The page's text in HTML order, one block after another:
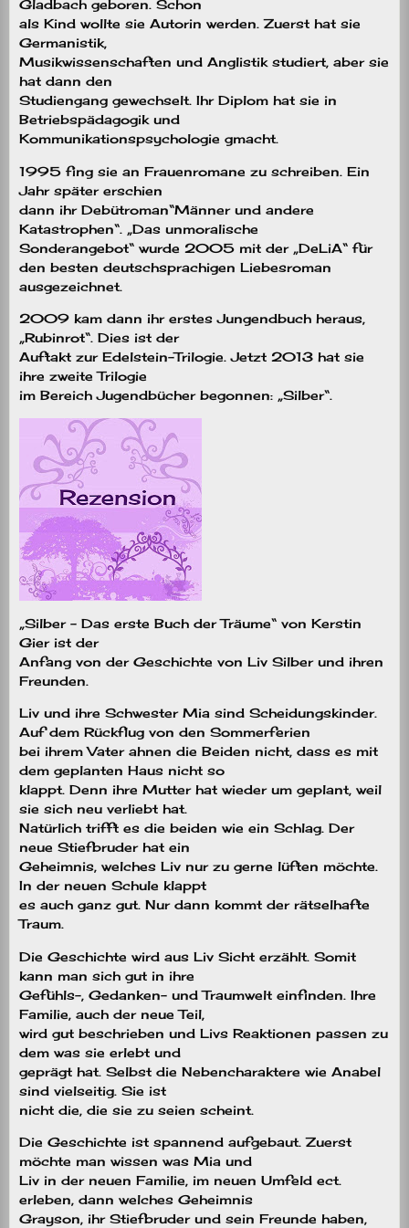
Gladbach geboren. Schon
als Kind wollte sie Autorin werden. Zuerst hat sie
Germanistik,
Musikwissenschaften und Anglistik studiert, aber sie
hat dann den
Studiengang gewechselt. Ihr Diplom hat sie in
Betriebspädagogik und
Kommunikationspsychologie gmacht.
1995 fing sie an Frauenromane zu schreiben. Ein
Jahr später erschien
dann ihr Debütroman“Männer und andere
Katastrophen“. „Das unmoralische
Sonderangebot“ wurde 2005 mit der „DeLiA“ für
den besten deutschsprachigen Liebesroman
ausgezeichnet.
2009 kam dann ihr erstes Jungendbuch heraus,
„Rubinrot“. Dies ist der
Auftakt zur Edelstein-Trilogie. Jetzt 2013 hat sie
ihre zweite Trilogie
im Bereich Jugendbücher begonnen: „Silber“.
„Silber – Das erste Buch der Träume“ von Kerstin
Gier ist der
Anfang von der Geschichte von Liv Silber und ihren
Freunden.
Liv und ihre Schwester Mia sind Scheidungskinder.
Auf dem Rückflug von den Sommerferien
bei ihrem Vater ahnen die Beiden nicht, dass es mit
dem geplanten Haus nicht so
klappt. Denn ihre Mutter hat wieder um geplant, weil
sie sich neu verliebt hat.
Natürlich trifft es die beiden wie ein Schlag. Der
neue Stiefbruder hat ein
Geheimnis, welches Liv nur zu gerne lüften möchte.
In der neuen Schule klappt
es auch ganz gut. Nur dann kommt der rätselhafte
Traum.
Die Geschichte wird aus Liv Sicht erzählt. Somit
kann man sich gut in ihre
Gefühls-, Gedanken- und Traumwelt einfinden. Ihre
Familie, auch der neue Teil,
wird gut beschrieben und Livs Reaktionen passen zu
dem was sie erlebt und
geprägt hat. Selbst die Nebencharaktere wie Anabel
sind vielseitig. Sie ist
nicht die, die sie zu seien scheint.
Die Geschichte ist spannend aufgebaut. Zuerst
möchte man wissen was Mia und
Liv in der neuen Familie, im neuen Umfeld ect.
erleben, dann welches Geheimnis
Grayson, ihr Stiefbruder und sein Freunde haben,